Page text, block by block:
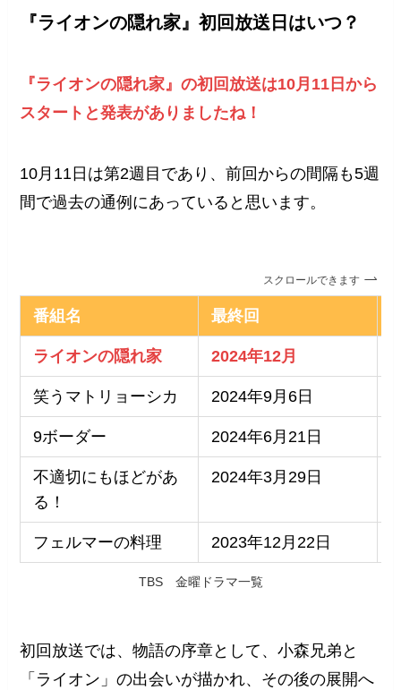
『ライオンの隠れ家』初回放送日はいつ？
『ライオンの隠れ家』の初回放送は10月11日から
スタートと発表がありましたね！
10月11日は第2週目であり、前回からの間隔も5週
間で過去の通例にあっていると思います。
スクロールできます
番組名 最終回
ライオンの隠れ家 2024年12月
笑うマトリョーシカ 2024年9月6日
9ボーダー 2024年6月21日
不適切にもほどがあ
る！
2024年3月29日
フェルマーの料理 2023年12月22日
TBS 金曜ドラマ一覧
初回放送では、物語の序章として、小森兄弟と
「ライオン」の出会いが描かれ、その後の展開へ